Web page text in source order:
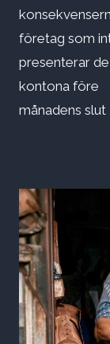
företag som
presenterar
kontona före
månadens slut